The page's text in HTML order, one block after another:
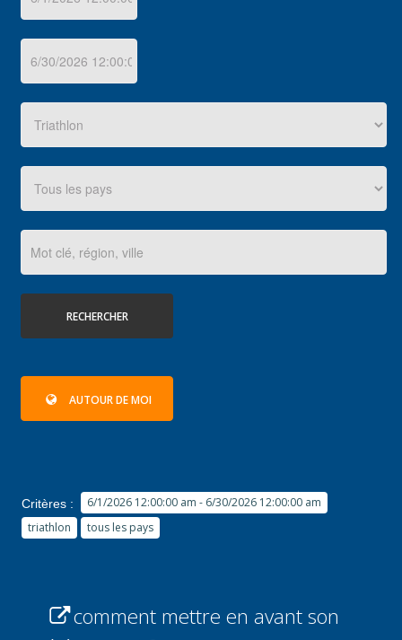
RECHERCHER
AUTOUR DE MOI
Critères :
6/1/2026 12:00:00 am - 6/30/2026 12:00:00 am
triathlon
tous les pays
comment mettre en avant son